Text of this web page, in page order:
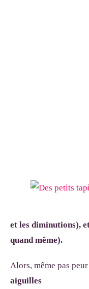
et les diminutions),
quand même).
Alors, même pas peur
aiguilles